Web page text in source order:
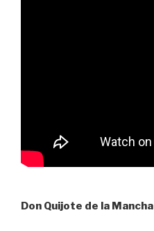
Don Quijote de la Mancha